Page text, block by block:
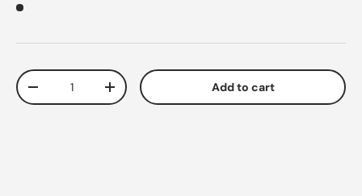
Qty
Decrease quantityIncrease quantity Add to cart